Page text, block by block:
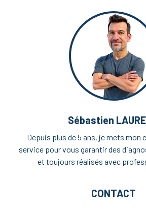
Sébastien
Depuis plus de 5 ans, je mets mon
service pour vous garantir des
et toujours réalisés avec
CONTACT